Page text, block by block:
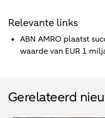
Relevante links
ABN AMRO plaatst
waarde van EUR 1
Gerelateerd